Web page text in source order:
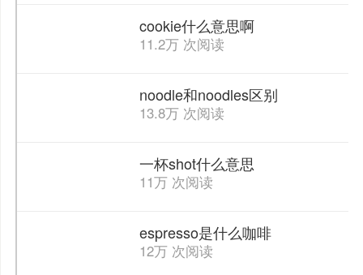
cookie什么意思啊
11.2万 次阅读
noodle和noodles区别
13.8万 次阅读
一杯shot什么意思
11万 次阅读
espresso是什么咖啡
12万 次阅读